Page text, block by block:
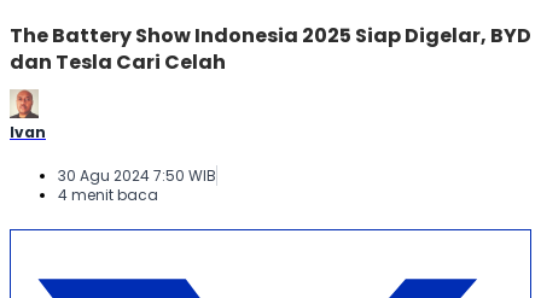
The Battery Show Indonesia 2025 Siap Digelar, BYD
dan Tesla Cari Celah
Ivan
30 Agu 2024 7:50 WIB
4 menit baca